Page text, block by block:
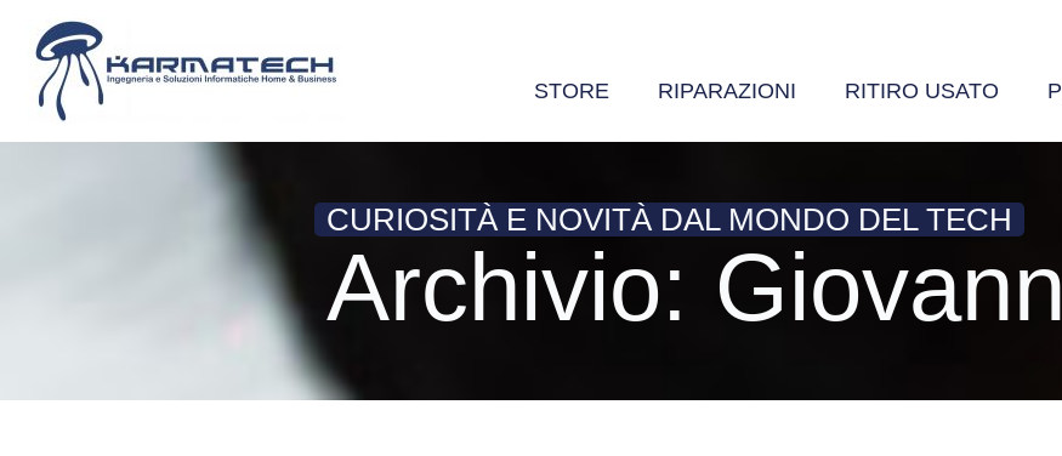
STORE RIPARAZIONI RITIRO USATO
CURIOSITÀ E NOVITÀ DAL MONDO DEL TECH
Archivio: